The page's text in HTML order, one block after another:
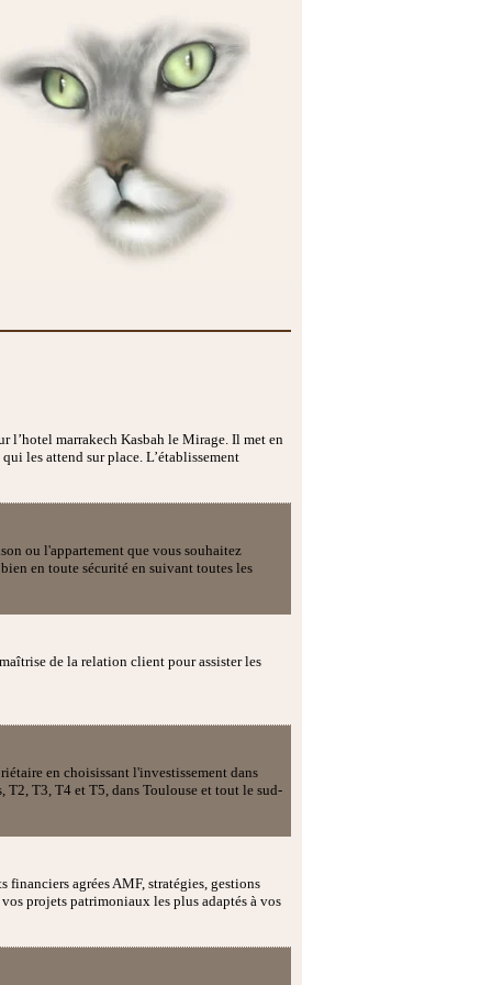
l’hotel marrakech Kasbah le Mirage. Il met en
les attend sur place. L’établissement
ou l'appartement que vous souhaitez
en toute sécurité en suivant toutes les
de la relation client pour assister les
en choisissant l'investissement dans
T2, T3, T4 et T5, dans Toulouse et tout le sud-
financiers agrées AMF, stratégies, gestions
projets patrimoniaux les plus adaptés à vos